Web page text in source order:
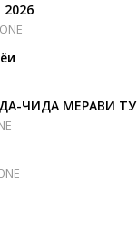
2026
ЧИДА МЕРАВИ ТУ